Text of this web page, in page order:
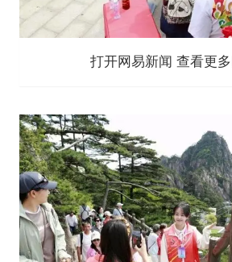
打开网易新闻 查看更